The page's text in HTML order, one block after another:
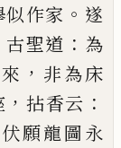
似作家 。 遂
古聖道 ： 為
， 非為床
， 拈香云 ：
伏願龍圖永